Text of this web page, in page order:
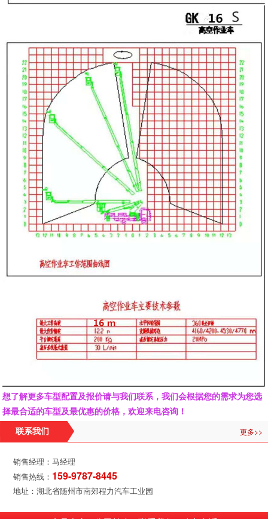
想了解更多车型配置及报价请与我们联系，我们会根据您的需求为您选
择最合适的车型及最优惠的价格，欢迎来电咨询！
联系我们 更多>>
销售经理：马经理
销售热线： 159-9787-8445
地址：湖北省随州市南郊程力汽车工业园